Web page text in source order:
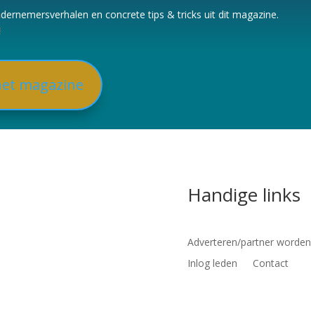
en concrete tips & tricks uit dit magazine.
magazine
Handige links
Adverteren/partner worden
Inlog leden
Contact